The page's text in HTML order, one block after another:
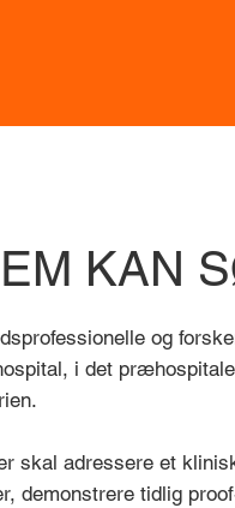
og
i det
skal adressere et
demonstrere tidlig
KAN